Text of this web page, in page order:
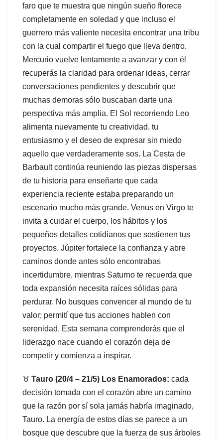
faro que te muestra que ningún sueño florece
completamente en soledad y que incluso el
guerrero más valiente necesita encontrar una tribu
con la cual compartir el fuego que lleva dentro.
Mercurio vuelve lentamente a avanzar y con él
recuperás la claridad para ordenar ideas, cerrar
conversaciones pendientes y descubrir que
muchas demoras sólo buscaban darte una
perspectiva más amplia. El Sol recorriendo Leo
alimenta nuevamente tu creatividad, tu
entusiasmo y el deseo de expresar sin miedo
aquello que verdaderamente sos. La Cesta de
Barbault continúa reuniendo las piezas dispersas
de tu historia para enseñarte que cada
experiencia reciente estaba preparando un
escenario mucho más grande. Venus en Virgo te
invita a cuidar el cuerpo, los hábitos y los
pequeños detalles cotidianos que sostienen tus
proyectos. Júpiter fortalece la confianza y abre
caminos donde antes sólo encontrabas
incertidumbre, mientras Saturno te recuerda que
toda expansión necesita raíces sólidas para
perdurar. No busques convencer al mundo de tu
valor; permití que tus acciones hablen con
serenidad. Esta semana comprenderás que el
liderazgo nace cuando el corazón deja de
competir y comienza a inspirar.
♉ Tauro (20/4 – 21/5) Los Enamorados: cada
decisión tomada con el corazón abre un camino
que la razón por sí sola jamás habría imaginado,
Tauro. La energía de estos días se parece a un
bosque que descubre que la fuerza de sus árboles